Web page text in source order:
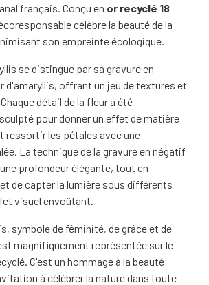
français. Conçu en or recyclé 18
célèbre la beauté de la
son empreinte écologique.
se distingue par sa gravure en
d'amaryllis, offrant un jeu de textures et
détail de la fleur a été
pour donner un effet de matière
les pétales avec une
La technique de la gravure en négatif
profondeur élégante, tout en
de capter la lumière sous différents
visuel envoûtant.
symbole de féminité, de grâce et de
magnifiquement représentée sur le
C'est un hommage à la beauté
à célébrer la nature dans toute